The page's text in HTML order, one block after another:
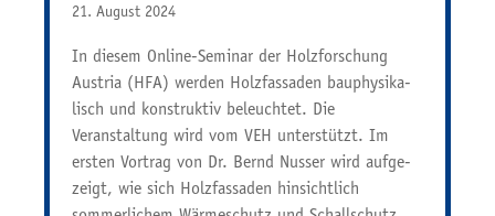
21. August 2024
In diesem Online-Seminar der Holzforschung
Austria (HFA) werden Holz­fas­saden bauphy­si­ka­
lisch und konstruktiv beleuchtet. Die
Veranstaltung wird vom VEH unterstützt. Im
ersten Vortrag von Dr. Bernd Nusser wird aufge­
zeigt, wie sich Holz­fas­saden hinsicht­lich